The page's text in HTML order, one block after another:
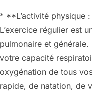
* **L’activité physique
L’exercice régulier est
pulmonaire et
votre capacité
oxygénation de tous
rapide, de natation, de